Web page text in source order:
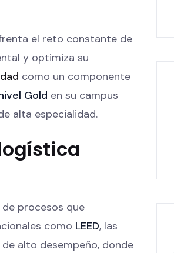
el reto constante de
y optimiza su
como un componente
Gold en su campus
alta especialidad.
procesos que
como LEED, las
alto desempeño, donde